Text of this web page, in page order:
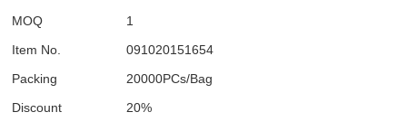
MOQ
1
Item No.
091020151654
Packing
20000PCs/Bag
Discount
20%